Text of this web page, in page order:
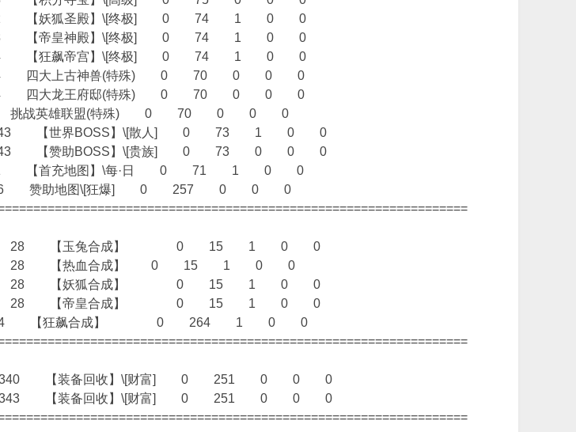
【妖狐圣殿】\[终极] 0 74 1 0 0
【帝皇神殿】\[终极] 0 74 1 0 0
【狂飙帝宫】\[终极] 0 74 1 0 0
314 四大上古神兽(特殊) 0 70 0 0 0
314 四大龙王府邸(特殊) 0 70 0 0 0
挑战英雄联盟(特殊) 0 70 0 0 0
343 【世界BOSS】\[散人] 0 73 1 0 0
343 【赞助BOSS】\[贵族] 0 73 0 0 0
【首充地图】\每·日 0 71 1 0 0
336 赞助地图\[狂爆] 0 257 0 0 0
20 28 【玉兔合成】 0 15 1 0 0
18 28 【热血合成】 0 15 1 0 0
16 28 【妖狐合成】 0 15 1 0 0
14 28 【帝皇合成】 0 15 1 0 0
5 24 【狂飙合成】 0 264 1 0 0
336 340 【装备回收】\[财富] 0 251 0 0 0
333 343 【装备回收】\[财富] 0 251 0 0 0